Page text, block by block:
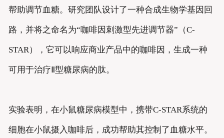
帮助调节血糖。研究团队设计了一种合成生物学基因回
路，并将之命名为“咖啡因刺激型先进调节器”（C-
STAR），它可以响应商业产品中的咖啡因，生成一种
可用于治疗Ⅱ型糖尿病的肽。
实验表明，在小鼠糖尿病模型中，携带C-STAR系统的
细胞在小鼠摄入咖啡后，成功帮助其控制了血糖水平。